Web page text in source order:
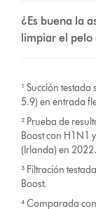
¿Es buena la
limpiar el pelo
¹ Succión
5.9) en entrada
² Prueba de
Boost con H1N1
(Irlanda) en
³ Filtración
Boost.
⁴ Comparada